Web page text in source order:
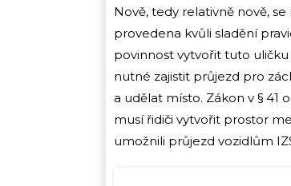
Nově, tedy relativně nově,
provedena kvůli sladění
povinnost vytvořit tuto
nutné zajistit průjezd pro
a udělat místo. Zákon v § 41
musí řidiči vytvořit prostor
umožnili průjezd vozidlům